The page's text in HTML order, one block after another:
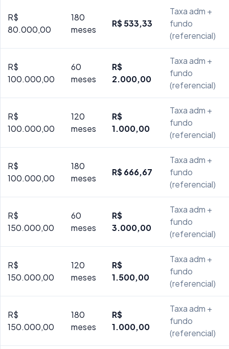
R$
80.000,00
180
meses
R$ 533,33
Taxa adm +
fundo
(referencial)
R$
100.000,00
60
meses
R$
2.000,00
Taxa adm +
fundo
(referencial)
R$
100.000,00
120
meses
R$
1.000,00
Taxa adm +
fundo
(referencial)
R$
100.000,00
180
meses
R$ 666,67
Taxa adm +
fundo
(referencial)
R$
150.000,00
60
meses
R$
3.000,00
Taxa adm +
fundo
(referencial)
R$
150.000,00
120
meses
R$
1.500,00
Taxa adm +
fundo
(referencial)
R$
150.000,00
180
meses
R$
1.000,00
Taxa adm +
fundo
(referencial)